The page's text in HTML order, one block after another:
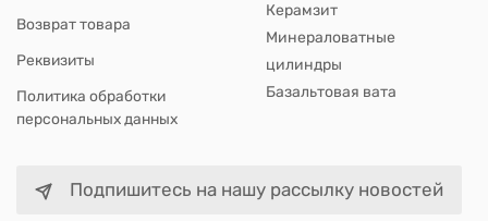
Возврат товара
Реквизиты
Политика обработки
персональных данных
Керамзит
Минераловатные
цилиндры
Базальтовая вата
Подпишитесь на нашу рассылку новостей